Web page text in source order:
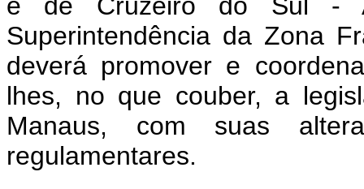
Superintendência da Zona
deverá promover e
lhes, no que couber, a
Manaus, com suas
regulamentares.